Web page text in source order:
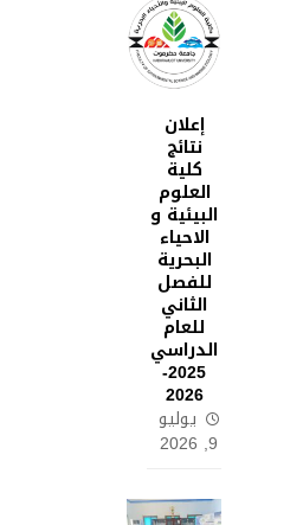
إعلان
نتائج
كلية
العلوم
البيئية و
الاحياء
البحرية
للفصل
الثاني
للعام
الدراسي
2025-
2026
يوليو
9, 2026